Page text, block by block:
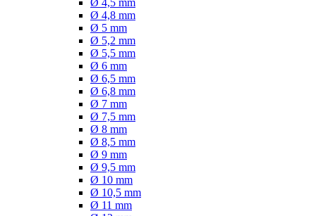
Ø 4,8 mm
Ø 5 mm
Ø 5,2 mm
Ø 5,5 mm
Ø 6 mm
Ø 6,5 mm
Ø 6,8 mm
Ø 7 mm
Ø 7,5 mm
Ø 8 mm
Ø 8,5 mm
Ø 9 mm
Ø 9,5 mm
Ø 10 mm
Ø 10,5 mm
Ø 11 mm